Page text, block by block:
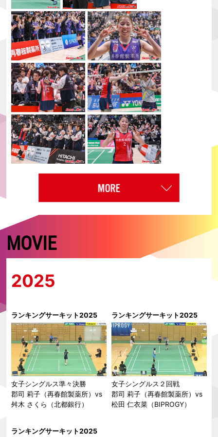
MOVIE
2025
ランキングサーキット2025
女子シングルス準々決勝
郡司 莉子（再春館製薬所）vs
舛木 さくら（北都銀行）
ランキングサーキット2025
女子シングルス２回戦
郡司 莉子（再春館製薬所）vs
松田 仁衣菜（BIPROGY）
ランキングサーキット2025